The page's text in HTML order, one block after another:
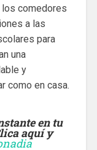
comedores
a las
para
una
y
como en casa.
en tu
aquí y